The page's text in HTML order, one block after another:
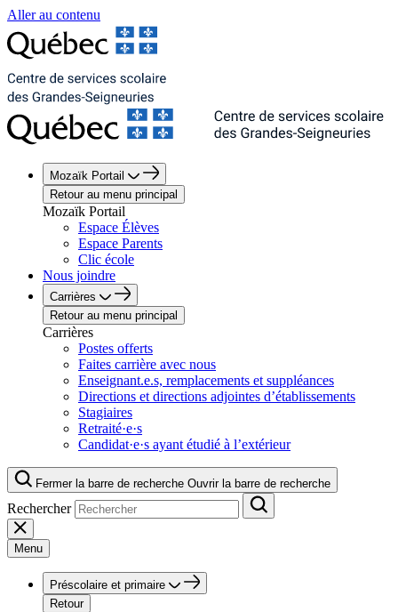
Aller au contenu
Mozaïk Portail
Retour au menu principal
Mozaïk Portail
Espace Élèves
Espace Parents
Clic école
Nous joindre
Carrières
Retour au menu principal
Carrières
Postes offerts
Faites carrière avec nous
Enseignant.e.s, remplacements et suppléances
Directions et directions adjointes d’établissements
Stagiaires
Retraité·e·s
Candidat·e·s ayant étudié à l’extérieur
Fermer la barre de recherche Ouvrir la barre de recherche
Rechercher
Menu
Préscolaire et primaire
Retour